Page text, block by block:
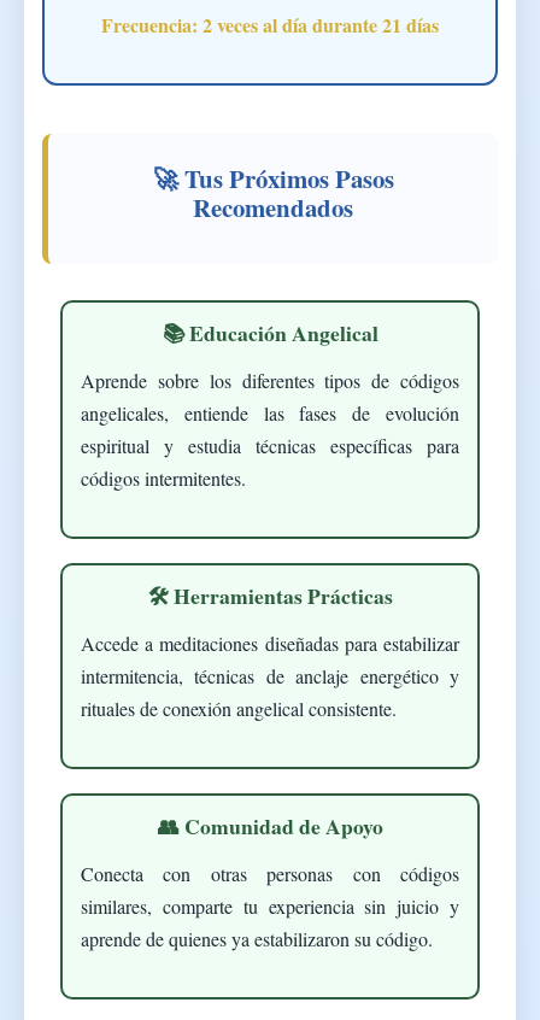
Frecuencia: 2 veces al día durante 21 días
🚀 Tus Próximos Pasos
Recomendados
📚 Educación Angelical
Aprende sobre los diferentes tipos de códigos
angelicales, entiende las fases de evolución
espiritual y estudia técnicas específicas para
códigos intermitentes.
🛠️ Herramientas Prácticas
Accede a meditaciones diseñadas para estabilizar
intermitencia, técnicas de anclaje energético y
rituales de conexión angelical consistente.
👥 Comunidad de Apoyo
Conecta con otras personas con códigos
similares, comparte tu experiencia sin juicio y
aprende de quienes ya estabilizaron su código.